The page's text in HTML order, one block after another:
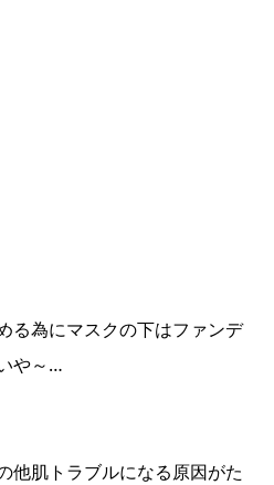
る為にマスクの下はファンデ
や～…
他肌トラブルになる原因がた